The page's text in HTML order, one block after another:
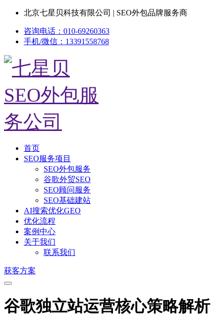
北京七星贝科技有限公司 | SEO外包品牌服务商
咨询电话：010-69260363
手机/微信：13391558768
首页
SEO服务项目
SEO外包服务
谷歌外贸SEO
SEO顾问服务
SEO基础建站
AI搜索优化GEO
优化流程
案例中心
关于我们
联系我们
获客方案
谷歌独立站运营核心策略解析